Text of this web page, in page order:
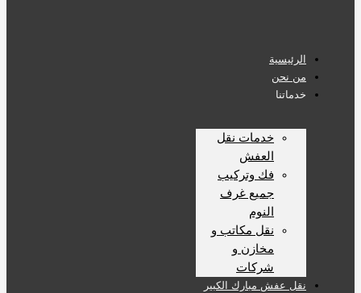
الرئيسية
من نحن
خدماتنا
خدمات نقل
العفش
فك وتركيب
جميع غرف
النوم
نقل مكاتب و
مخازن و
شركات
نقل عفش مبارك الكبير